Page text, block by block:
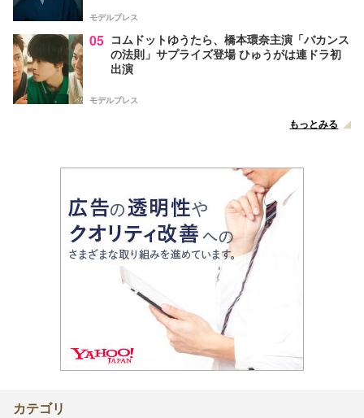
モデルプレス
05 コムドットゆうたら、橋本環奈主演「バカンス
の法則」サプライズ登場 ひゅうがは連ドラ初
出演
モデルプレス
もっとみる
カテゴリ